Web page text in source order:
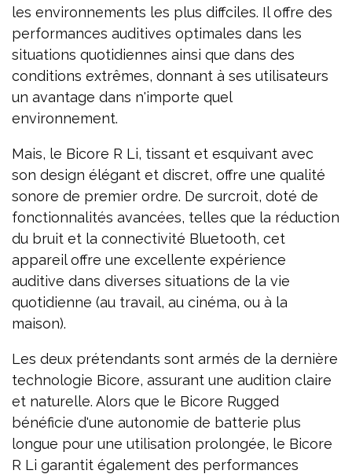
les environnements les plus diffciles. Il offre des
performances auditives optimales dans les
situations quotidiennes ainsi que dans des
conditions extrêmes, donnant à ses utilisateurs
un avantage dans n'importe quel
environnement.
Mais, le Bicore R Li, tissant et esquivant avec
son design élégant et discret, offre une qualité
sonore de premier ordre. De surcroit, doté de
fonctionnalités avancées, telles que la réduction
du bruit et la connectivité Bluetooth, cet
appareil offre une excellente expérience
auditive dans diverses situations de la vie
quotidienne (au travail, au cinéma, ou à la
maison).
Les deux prétendants sont armés de la dernière
technologie Bicore, assurant une audition claire
et naturelle. Alors que le Bicore Rugged
bénéficie d'une autonomie de batterie plus
longue pour une utilisation prolongée, le Bicore
R Li garantit également des performances